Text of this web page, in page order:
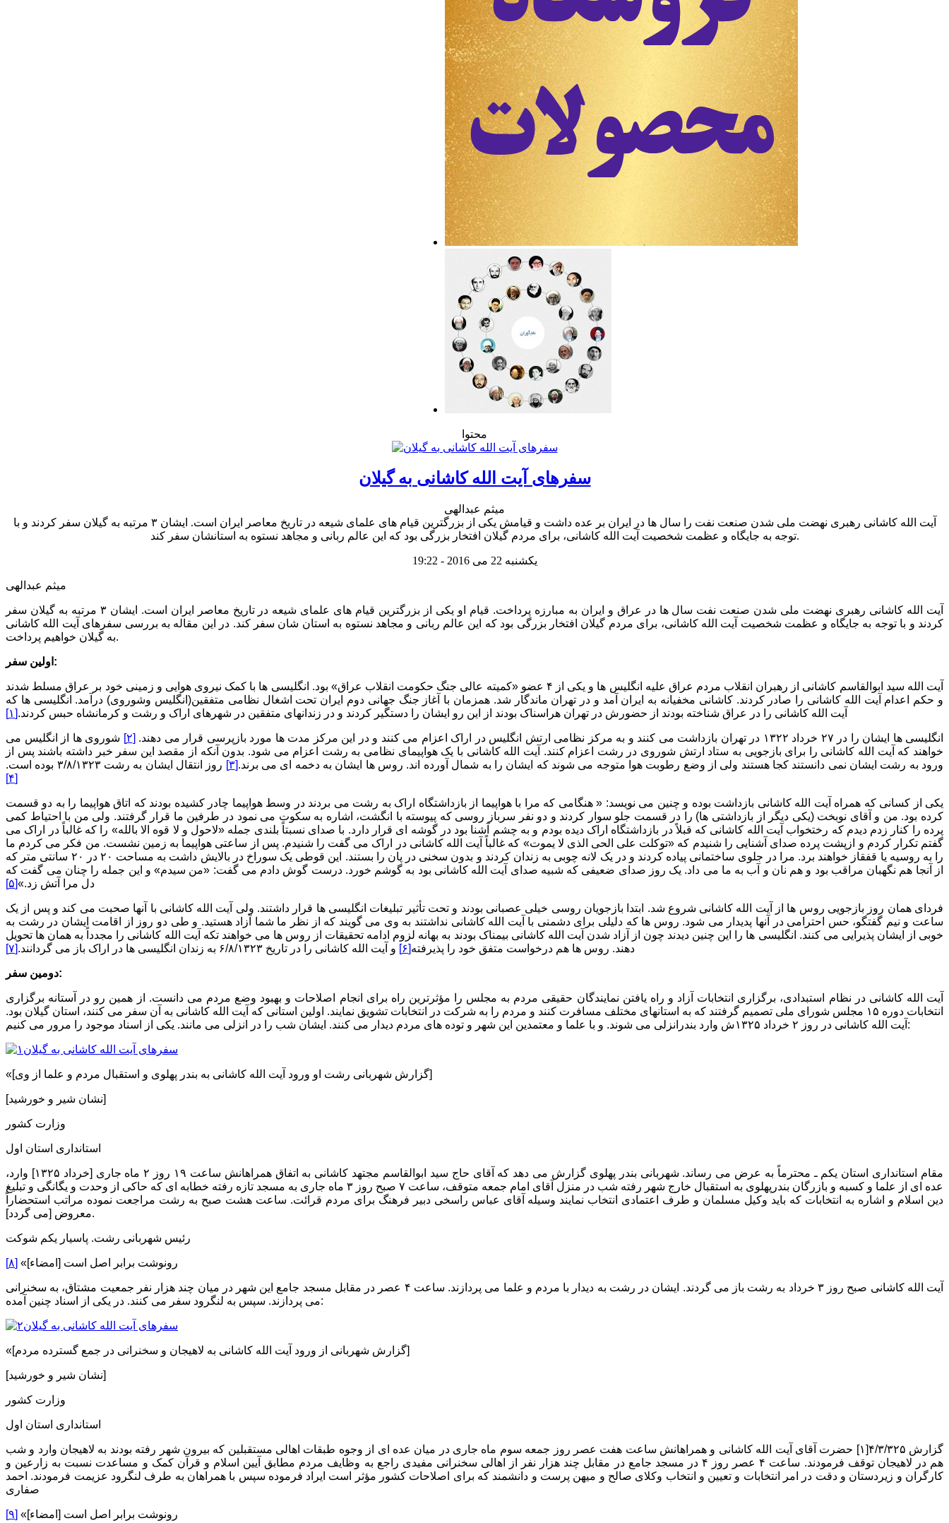
محتوا
سفرهای آیت الله کاشانی به گیلان
میثم عبدالهی
آیت الله کاشانی رهبری نهضت ملی شدن صنعت نفت را سال ها در ایران بر عده داشت و قیامش یکی از بزرگترین قیام های علمای شیعه در تاریخ معاصر ایران است. ایشان ۳ مرتبه به گیلان سفر کردند و با
توجه به جایگاه و عظمت شخصیت آیت الله کاشانی، برای مردم گیلان افتخار بزرگی بود که این عالم ربانی و مجاهد نستوه به استانشان سفر کند.
یکشنبه 22 می 2016 - 19:22
میثم عبدالهی
آیت الله کاشانی رهبری نهضت ملی شدن صنعت نفت سال ها در عراق و ایران به مبارزه پرداخت. قیام او یکی از بزرگترین قیام های علمای شیعه در تاریخ معاصر ایران است. ایشان ۳ مرتبه به گیلان سفر
کردند و با توجه به جایگاه و عظمت شخصیت آیت الله کاشانی، برای مردم گیلان افتخار بزرگی بود که این عالم ربانی و مجاهد نستوه به استان شان سفر کند. در این مقاله به بررسی سفرهای آیت الله کاشانی
به گیلان خواهیم پرداخت.
اولین سفر:
آیت الله سید ابوالقاسم کاشانی از رهبران انقلاب مردم عراق علیه انگلیس ها و یکی از ۴ عضو «کمیته عالی جنگ حکومت انقلاب عراق» بود. انگلیسی ها با کمک نیروی هوایی و زمینی خود بر عراق مسلط شدند
و حکم اعدام آیت الله کاشانی را صادر کردند. کاشانی مخفیانه به ایران آمد و در تهران ماندگار شد. همزمان با آغاز جنگ جهانی دوم ایران تحت اشغال نظامی متفقین(انگلیس وشوروی) درآمد. انگلیسی ها که
آیت الله کاشانی را در عراق شناخته بودند از حضورش در تهران هراسناک بودند از این رو ایشان را دستگیر کردند و در زندانهای متفقین در شهرهای اراک و رشت و کرمانشاه حبس کردند.[۱]
انگلیسی ها ایشان را در ۲۷ خرداد ۱۳۲۲ در تهران بازداشت می کنند و به مرکز نظامی ارتش انگلیس در اراک اعزام می کنند و در این مرکز مدت ها مورد بازپرسی قرار می دهند. [۲]
شوروی ها از انگلیس می
خواهند که آیت الله کاشانی را برای بازجویی به ستاد ارتش شوروی در رشت اعزام کنند. آیت الله کاشانی با یک هواپیمای نظامی به رشت اعزام می شود. بدون آنکه از مقصد این سفر خبر داشته باشند پس از
ورود به رشت ایشان نمی دانستند کجا هستند ولی از وضع رطوبت هوا متوجه می شوند که ایشان را به شمال آورده اند. روس ها ایشان به دخمه ای می برند.[۳]
روز انتقال ایشان به رشت ۳/۸/۱۳۲۳ بوده است.
[۴]
یکی از کسانی که همراه آیت الله کاشانی بازداشت بوده و چنین می نویسد: « هنگامی که مرا با هواپیما از بازداشتگاه اراک به رشت می بردند در وسط هواپیما چادر کشیده بودند که اتاق هواپیما را به دو قسمت
کرده بود. من و آقای نوبخت (یکی دیگر از بازداشتی ها) را در قسمت جلو سوار کردند و دو نفر سرباز روسی که پیوسته با انگشت، اشاره به سکوت می نمود در طرفین ما قرار گرفتند. ولی من با احتیاط کمی
پرده را کنار زدم دیدم که رختخواب آیت الله کاشانی که قبلاً در بازداشتگاه اراک دیده بودم و به چشم آشنا بود در گوشه ای قرار دارد. با صدای نسبتاً بلندی جمله «لاحول و لا قوه الا بالله» را که غالباً در اراک می
گفتم تکرار کردم و ازپشت پرده صدای آشنایی را شنیدم که «توکلت علی الحی الذی لا یموت» که غالباً آیت الله کاشانی در اراک می گفت را شنیدم. پس از ساعتی هواپیما به زمین نشست. من فکر می کردم ما
را به روسیه یا قفقاز خواهند برد. مرا در جلوی ساختمانی پیاده کردند و در یک لانه چوبی به زندان کردند و بدون سخنی در پان را بستند. این قوطی یک سوراخ در بالایش داشت به مساحت ۲۰ در ۲۰ سانتی متر که
از آنجا هم نگهبان مراقب بود و هم نان و آب به ما می داد. یک روز صدای ضعیفی که شبیه صدای آیت الله کاشانی بود به گوشم خورد. درست گوش دادم می گفت: «من سیدم» و این جمله را چنان می گفت که
دل مرا آتش زد.»[۵]
فردای همان روز بازجویی روس ها از آیت الله کاشانی شروع شد. ابتدا بازجویان روسی خیلی عصبانی بودند و تحت تأثیر تبلیغات انگلیسی ها قرار داشتند. ولی آیت الله کاشانی با آنها صحبت می کند و پس از یک
ساعت و نیم گفتگو، حس احترامی در آنها پدیدار می شود. روس ها که دلیلی برای دشمنی با آیت الله کاشانی نداشتند به وی می گویند که از نظر ما شما آزاد هستید. و طی دو روز از اقامت ایشان در رشت به
خوبی از ایشان پذیرایی می کنند. انگلیسی ها را این چنین دیدند چون از آزاد شدن آیت الله کاشانی بیمناک بودند به بهانه لزوم ادامه تحقیقات از روس ها می خواهند تکه آیت الله کاشانی را مجدداً به همان ها تحویل
دهند. روس ها هم درخواست متفق خود را پذیرفته[۶] و آیت الله کاشانی را در تاریخ ۶/۸/۱۳۲۳ به زندان انگلیسی ها در اراک باز می گردانند. [۷]
دومین سفر:
آیت الله کاشانی در نظام استبدادی، برگزاری انتخابات آزاد و راه یافتن نمایندگان حقیقی مردم به مجلس را مؤثرترین راه برای انجام اصلاحات و بهبود وضع مردم می دانست. از همین رو در آستانه برگزاری
انتخابات دوره ۱۵ مجلس شورای ملی تصمیم گرفتند که به استانهای مختلف مسافرت کنند و مردم را به شرکت در انتخابات تشویق نمایند. اولین استانی که آیت الله کاشانی به آن سفر می کنند، استان گیلان بود.
آیت الله کاشانی در روز ۲ خرداد ۱۳۲۵ش وارد بندرانزلی می شوند. و با علما و معتمدین این شهر و توده های مردم دیدار می کنند. ایشان شب را در انزلی می مانند. یکی از اسناد موجود را مرور می کنیم:
«[گزارش شهربانی رشت او ورود آیت الله کاشانی به بندر پهلوی و استقبال مردم و علما از وی]
[نشان شیر و خورشید]
وزارت کشور
استانداری استان اول
مقام استانداری استان یکم ـ محترماً به عرض می رساند. شهربانی بندر پهلوی گزارش می دهد که آقای حاج سید ابوالقاسم مجتهد کاشانی به اتفاق همراهانش ساعت ۱۹ روز ۲ ماه جاری [خرداد ۱۳۲۵] وارد،
عده ای از علما و کسبه و بازرگان بندرپهلوی به استقبال خارج شهر رفته شب در منزل آقای امام جمعه متوقف، ساعت ۷ صبح روز ۳ ماه جاری به مسجد تازه رفته خطابه ای که حاکی از وحدت و یگانگی و تبلیغ
دین اسلام و اشاره به انتخابات که باید وکیل مسلمان و طرف اعتمادی انتخاب نمایند وسیله آقای عباس راسخی دبیر فرهنگ برای مردم قرائت. ساعت هشت صبح به رشت مراجعت نموده مراتب استحضاراً
معروض [می گردد].
رئیس شهربانی رشت. پاسیار یکم شوکت
رونوشت برابر اصل است [امضاء]» [۸]
آیت الله کاشانی صبح روز ۳ خرداد به رشت باز می گردند. ایشان در رشت به دیدار با مردم و علما می پردازند. ساعت ۴ عصر در مقابل مسجد جامع این شهر در میان چند هزار نفر جمعیت مشتاق، به سخنرانی
می پردازند. سپس به لنگرود سفر می کنند. در یکی از اسناد چنین آمده:
«[گزارش شهربانی از ورود آیت الله کاشانی به لاهیجان و سخنرانی در جمع گسترده مردم]
[نشان شیر و خورشید]
وزارت کشور
استانداری استان اول
گزارش ۴/۳/۳۲۵[۱] حضرت آقای آیت الله کاشانی و همراهانش ساعت هفت عصر روز جمعه سوم ماه جاری در میان عده ای از وجوه طبقات اهالی مستقبلین که بیرون شهر رفته بودند به لاهیجان وارد و شب
هم در لاهیجان توقف فرمودند. ساعت ۴ عصر روز ۴ در مسجد جامع در مقابل چند هزار نفر از اهالی سخنرانی مفیدی راجع به وظایف مردم مطابق آیین اسلام و قرآن کمک و مساعدت نسبت به زارعین و
کارگران و زیردستان و دقت در امر انتخابات و تعیین و انتخاب وکلای صالح و میهن پرست و دانشمند که برای اصلاحات کشور مؤثر است ایراد فرموده سپس با همراهان به طرف لنگرود عزیمت فرمودند. احمد
صفاری
رونوشت برابر اصل است [امضاء]» [۹]